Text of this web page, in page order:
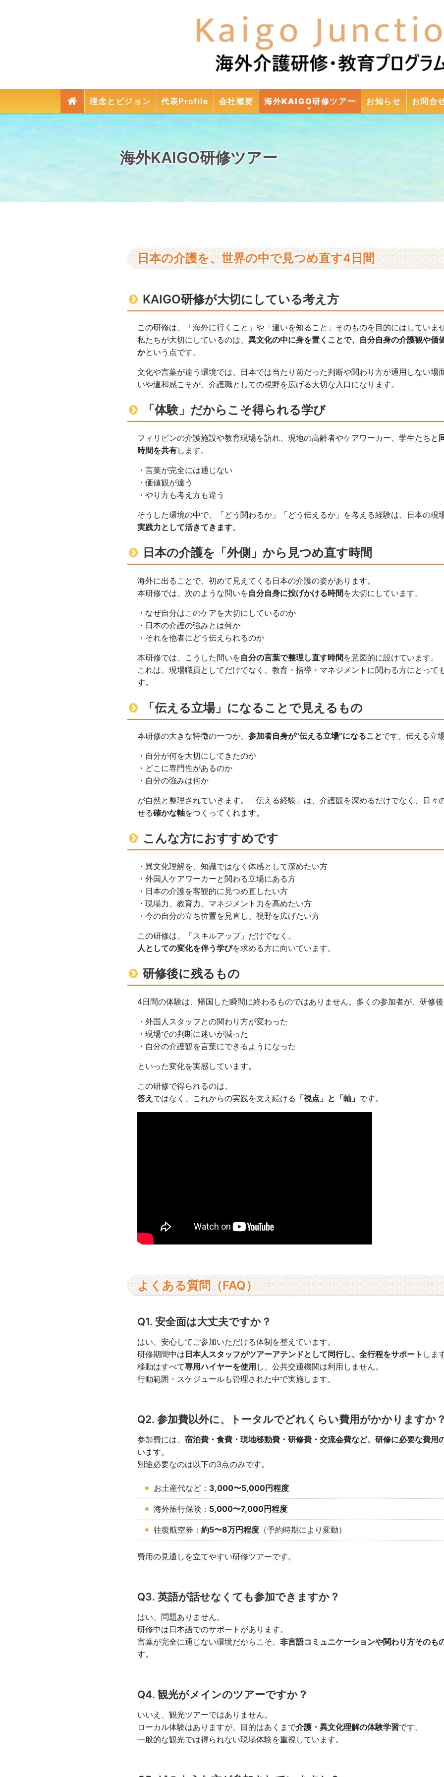
理念とビジョン 代表Profile 会社概要 海外KAIGO研修ツアー お知らせ お問合
海外KAIGO研修ツアー
日本の介護を、世界の中で見つめ直す4日間
KAIGO研修が大切にしている考え方
この研修は、「海外に行くこと」や「違いを知ること」そのものを目的にはしていま
私たちが大切にしているのは、 異文化の中に身を置くことで、自分自身の介護観や価
かという点です。
文化や言葉が違う環境では、日本では当たり前だった判断や関わり方が通用しない場
いや違和感こそが、介護職としての視野を広げる大切な入口になります。
「体験」だからこそ得られる学び
フィリピンの介護施設や教育現場を訪れ、現地の高齢者やケアワーカー、学生たちと
時間を共有します。
・言葉が完全には通じない
・価値観が違う
・やり方も考え方も違う
そうした環境の中で、「どう関わるか」「どう伝えるか」を考える経験は、日本の現
実践力として活きてきます。
日本の介護を「外側」から見つめ直す時間
海外に出ることで、初めて見えてくる日本の介護の姿があります。
本研修では、次のような問いを自分自身に投げかける時間を大切にしています。
・なぜ自分はこのケアを大切にしているのか
・日本の介護の強みとは何か
・それを他者にどう伝えられるのか
本研修では、こうした問いを自分の言葉で整理し直す時間を意図的に設けています。
これは、現場職員としてだけでなく、教育・指導・マネジメントに関わる方にとって
す。
「伝える立場」になることで見えるもの
本研修の大きな特徴の一つが、 参加者自身が“伝える立場”になることです。伝える立
・自分が何を大切にしてきたのか
・どこに専門性があるのか
・自分の強みは何か
が自然と整理されていきます。「伝える経験」は、介護観を深めるだけでなく、日々
せる確かな軸をつくってくれます。
こんな方におすすめです
・異文化理解を、知識ではなく体感として深めたい方
・外国人ケアワーカーと関わる立場にある方
・日本の介護を客観的に見つめ直したい方
・現場力、教育力、マネジメント力を高めたい方
・今の自分の立ち位置を見直し、視野を広げたい方
この研修は、「スキルアップ」だけでなく、
人としての変化を伴う学びを求める方に向いています。
研修後に残るもの
4日間の体験は、帰国した瞬間に終わるものではありません。多くの参加者が、研修
・外国人スタッフとの関わり方が変わった
・現場での判断に迷いが減った
・自分の介護観を言葉にできるようになった
といった変化を実感しています。
この研修で得られるのは、
答え ではなく、これからの実践を支え続ける 「視点」と「軸」 です。
よくある質問（FAQ）
Q1. 安全面は大丈夫ですか？
はい、安心してご参加いただける体制を整えています。
研修期間中は日本人スタッフがツアーアテンドとして同行し、全行程をサポート しま
移動はすべて専用ハイヤーを使用 し、公共交通機関は利用しません。
行動範囲・スケジュールも管理された中で実施します。
Q2. 参加費以外に、トータルでどれくらい費用がかかりますか
参加費には、 宿泊費・食費・現地移動費・研修費・交流会費など、研修に必要な費用
います。
別途必要なのは以下の3点のみです。
お土産代など： 3,000〜5,000円程度
海外旅行保険： 5,000〜7,000円程度
往復航空券： 約5〜8万円程度 （予約時期により変動）
費用の見通しを立てやすい研修ツアーです。
Q3. 英語が話せなくても参加できますか？
はい、問題ありません。
研修中は日本語でのサポートがあります。
言葉が完全に通じない環境だからこそ、 非言語コミュニケーションや関わり方そのも
す。
Q4. 観光がメインのツアーですか？
いいえ、観光ツアーではありません。
ローカル体験はありますが、目的はあくまで介護・異文化理解の体験学習です。
一般的な観光では得られない現場体験を重視しています。